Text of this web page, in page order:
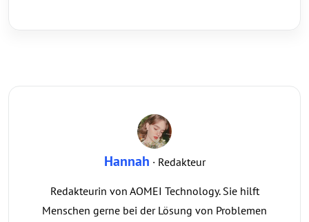
Hannah · Redakteur
Redakteurin von AOMEI Technology. Sie hilft
Menschen gerne bei der Lösung von Problemen